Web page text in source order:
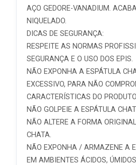
AÇO GEDORE-VANADIUM.
NIQUELADO.
DICAS DE SEGURANÇA:
RESPEITE AS NORMAS
SEGURANÇA E O USO DOS EPIS.
NÃO EXPONHA A ESPÁTULA
EXCESSIVO, PARA NÃO
CARACTERÍSTICAS DO
NÃO GOLPEIE A ESPÁTULA
NÃO ALTERE A FORMA
CHATA.
NÃO EXPONHA / ARMAZENE A
EM AMBIENTES ÁCIDOS,